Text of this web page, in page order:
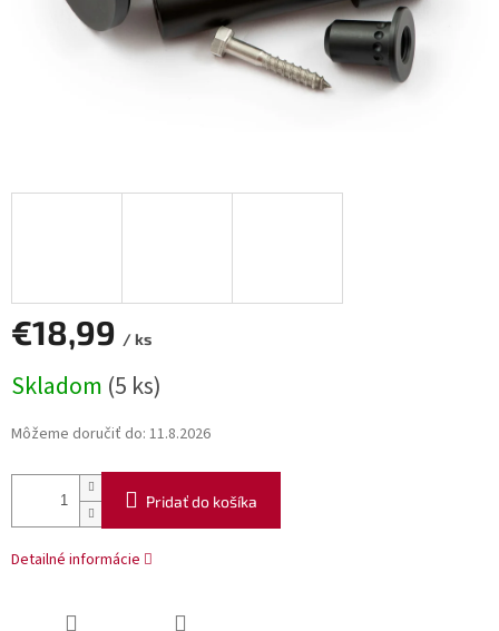
€18,99 / ks
cena:
Skladom (5 ks)
Môžeme doručiť do: 11.8.2026
Pridať do košíka
Detailné informácie